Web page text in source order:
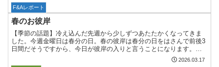
F&Aレポート
春のお彼岸
【季節の話題】冷え込んだ先週から少しずつあたたかくなってきま
した。今週金曜日は春分の日。春の彼岸は春分の日をはさんで前後3
日間だそうですから、今日が彼岸の入りと言うことになります。
【今週考えたこと】311東日本大震災が発生してから15年が経...
2026.03.17